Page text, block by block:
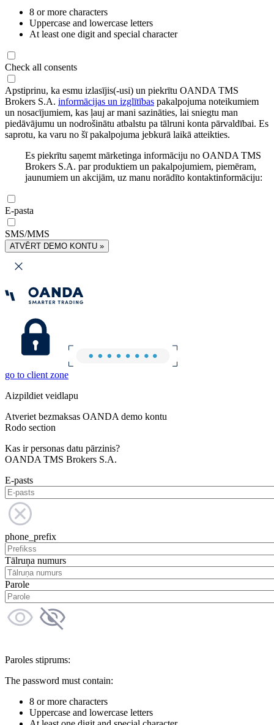
8 or more characters
Uppercase and lowercase letters
At least one digit and special character
Check all consents
Apstiprinu, ka esmu izlasījis(-usi) un piekrītu OANDA TMS
Brokers S.A. informācijas un izglītības pakalpojuma noteikumiem
un nosacījumiem, kas ļauj ar mani sazināties, lai sniegtu man
piedāvājumu un nodrošinātu atbalstu pa tālruni konta pārvaldībai. Es
saprotu, ka varu no šī pakalpojuma jebkurā laikā atteikties.
Es piekrītu saņemt mārketinga informāciju no OANDA TMS
Brokers S.A. par produktiem un pakalpojumiem, piemēram,
jaunumiem un akcijām, uz manu norādīto kontaktinformāciju:
E-pasta
SMS/MMS
ATVĒRT DEMO KONTU »
go to client zone
Aizpildiet veidlapu
Atveriet bezmaksas OANDA demo kontu
Rodo section
Kas ir personas datu pārzinis?
OANDA TMS Brokers S.A.
E-pasts
phone_prefix
Tālruņa numurs
Parole
Paroles stiprums:
The password must contain:
8 or more characters
Uppercase and lowercase letters